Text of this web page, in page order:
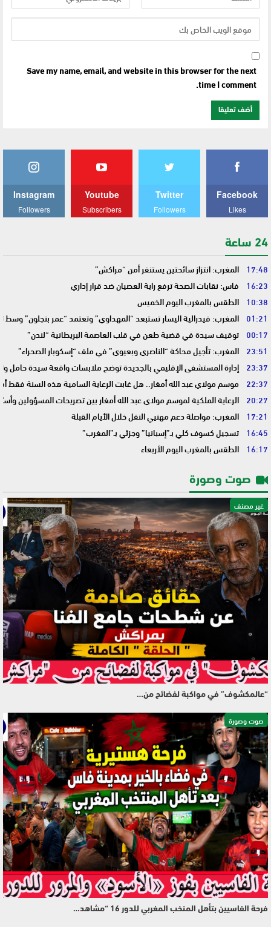
Save my name, email, and website in this browser for the next
time I comment.
Facebook
Likes
Twitter
Followers
Youtube
Subscribers
Instagram
Followers
24 ساعة
17:48 المغرب: انتزاز سائحتين يستنفر أمن “مراكش”
16:23 فاس: نقابات الصحة ترفع راية العصيان ضد قرار إداري
10:38 الطقس بالمغرب اليوم الخميس
01:21 المغرب: فيدرالية اليسار تستبعد “المهداوي” وتعتمد “عمر بنجلون”
00:17 توقيف سيدة في قضية طعن في قلب العاصمة البريطانية “لندن”
23:51 المغرب: تأجيل محاكة “الناصري وبعيوي” في ملف “إسكوبار الصحراء”
23:37 إدارة المستشفى الإقليمي بالجديدة توضح ملابسات واقعة سيدة حامل
22:37 موسم مولاي عبد الله أمغار.. هل غابت الرعاية السامية هذه السنة فقط
20:27 الرعاية الملكية لموسم مولاي عبد الله أمغار بين تصريحات المسؤولين
17:21 المغرب: مواصلة دعم مهنيي النقل خلال الأيام القبلة
16:45 تسجيل كسوف كلي بـ”إسبانيا” وجزئي بـ”المغرب”
16:17 الطقس بالمغرب اليوم الأربعاء
صوت وصورة
غير مصنف
“عالمكشوف” في مواكبة لفضائح من…
صوت وصورة
فرحة الفاسيين بتأهل المنخب المغربي للدور 16 “مشاهد…